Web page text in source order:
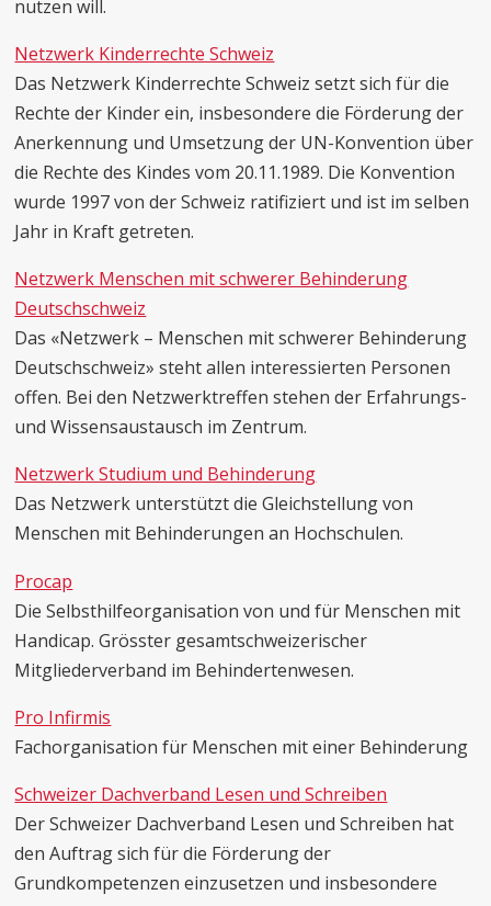
nutzen will.
Netzwerk Kinderrechte Schweiz
Das Netzwerk Kinderrechte Schweiz setzt sich für die
Rechte der Kinder ein, insbesondere die Förderung der
Anerkennung und Umsetzung der UN-Konvention über
die Rechte des Kindes vom 20.11.1989. Die Konvention
wurde 1997 von der Schweiz ratifiziert und ist im selben
Jahr in Kraft getreten.
Netzwerk Menschen mit schwerer Behinderung
Deutschschweiz
Das «Netzwerk – Menschen mit schwerer Behinderung
Deutschschweiz» steht allen interessierten Personen
offen. Bei den Netzwerktreffen stehen der Erfahrungs-
und Wissensaustausch im Zentrum.
Netzwerk Studium und Behinderung
Das Netzwerk unterstützt die Gleichstellung von
Menschen mit Behinderungen an Hochschulen.
Procap
Die Selbsthilfeorganisation von und für Menschen mit
Handicap. Grösster gesamtschweizerischer
Mitgliederverband im Behindertenwesen.
Pro Infirmis
Fachorganisation für Menschen mit einer Behinderung
Schweizer Dachverband Lesen und Schreiben
Der Schweizer Dachverband Lesen und Schreiben hat
den Auftrag sich für die Förderung der
Grundkompetenzen einzusetzen und insbesondere